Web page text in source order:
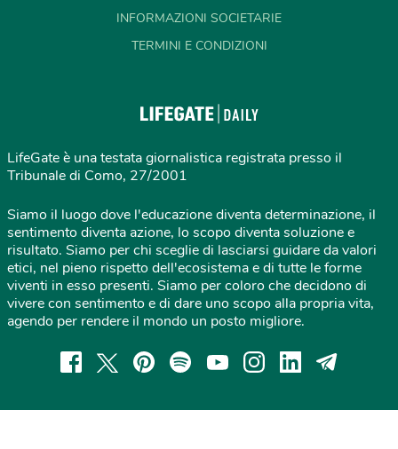
INFORMAZIONI SOCIETARIE
TERMINI E CONDIZIONI
LifeGate è una testata giornalistica registrata presso il
Tribunale di Como, 27/2001
Siamo il luogo dove l'educazione diventa determinazione, il
sentimento diventa azione, lo scopo diventa soluzione e
risultato. Siamo per chi sceglie di lasciarsi guidare da valori
etici, nel pieno rispetto dell'ecosistema e di tutte le forme
viventi in esso presenti. Siamo per coloro che decidono di
vivere con sentimento e di dare uno scopo alla propria vita,
agendo per rendere il mondo un posto migliore.